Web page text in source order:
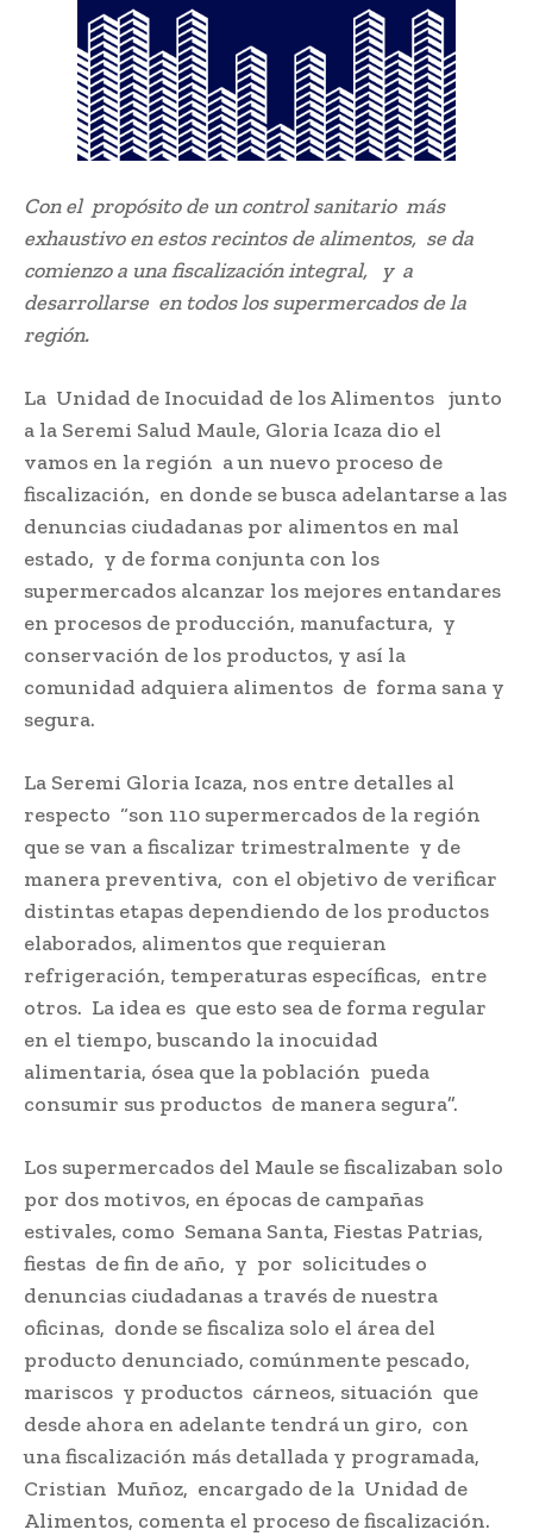
Con el propósito de un control sanitario más
exhaustivo en estos recintos de alimentos, se da
comienzo a una fiscalización integral, y a
desarrollarse en todos los supermercados de la
región.
La Unidad de Inocuidad de los Alimentos junto
a la Seremi Salud Maule, Gloria Icaza dio el
vamos en la región a un nuevo proceso de
fiscalización, en donde se busca adelantarse a las
denuncias ciudadanas por alimentos en mal
estado, y de forma conjunta con los
supermercados alcanzar los mejores entandares
en procesos de producción, manufactura, y
conservación de los productos, y así la
comunidad adquiera alimentos de forma sana y
segura.
La Seremi Gloria Icaza, nos entre detalles al
respecto “son 110 supermercados de la región
que se van a fiscalizar trimestralmente y de
manera preventiva, con el objetivo de verificar
distintas etapas dependiendo de los productos
elaborados, alimentos que requieran
refrigeración, temperaturas específicas, entre
otros. La idea es que esto sea de forma regular
en el tiempo, buscando la inocuidad
alimentaria, ósea que la población pueda
consumir sus productos de manera segura”.
Los supermercados del Maule se fiscalizaban solo
por dos motivos, en épocas de campañas
estivales, como Semana Santa, Fiestas Patrias,
fiestas de fin de año, y por solicitudes o
denuncias ciudadanas a través de nuestra
oficinas, donde se fiscaliza solo el área del
producto denunciado, comúnmente pescado,
mariscos y productos cárneos, situación que
desde ahora en adelante tendrá un giro, con
una fiscalización más detallada y programada,
Cristian Muñoz, encargado de la Unidad de
Alimentos, comenta el proceso de fiscalización.